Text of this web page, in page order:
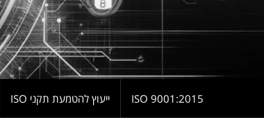
9001:2015 ISO ייעוץ להטמעת תקני ISO